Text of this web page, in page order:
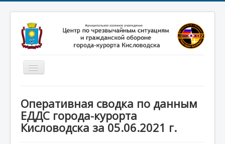
Включить/
выключить
Новости
Законодательство
Оперативная сводка по данным
ЕДДС города-курорта
Кисловодска за 05.06.2021 г.